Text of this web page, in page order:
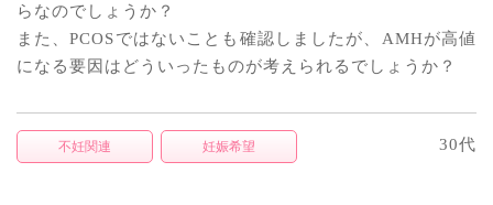
らなのでしょうか？
また、PCOSではないことも確認しましたが、AMHが高値
になる要因はどういったものが考えられるでしょうか？
不妊関連 妊娠希望 30代